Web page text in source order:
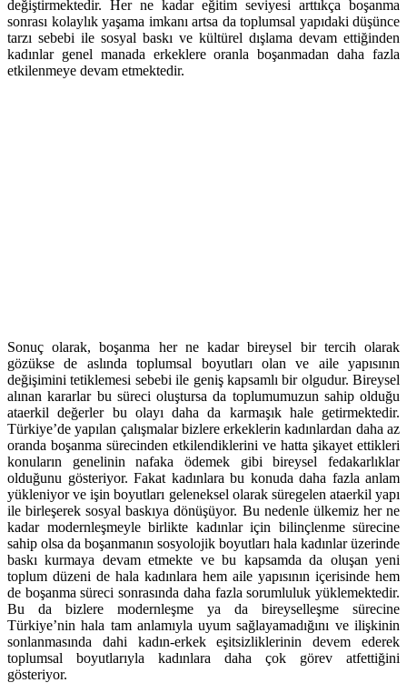
değiştirmektedir. Her ne kadar eğitim seviyesi arttıkça boşanma
sonrası kolaylık yaşama imkanı artsa da toplumsal yapıdaki düşünce
tarzı sebebi ile sosyal baskı ve kültürel dışlama devam ettiğinden
kadınlar genel manada erkeklere oranla boşanmadan daha fazla
etkilenmeye devam etmektedir.
Sonuç olarak, boşanma her ne kadar bireysel bir tercih olarak
gözükse de aslında toplumsal boyutları olan ve aile yapısının
değişimini tetiklemesi sebebi ile geniş kapsamlı bir olgudur. Bireysel
alınan kararlar bu süreci oluştursa da toplumumuzun sahip olduğu
ataerkil değerler bu olayı daha da karmaşık hale getirmektedir.
Türkiye’de yapılan çalışmalar bizlere erkeklerin kadınlardan daha az
oranda boşanma sürecinden etkilendiklerini ve hatta şikayet ettikleri
konuların genelinin nafaka ödemek gibi bireysel fedakarlıklar
olduğunu gösteriyor. Fakat kadınlara bu konuda daha fazla anlam
yükleniyor ve işin boyutları geleneksel olarak süregelen ataerkil yapı
ile birleşerek sosyal baskıya dönüşüyor. Bu nedenle ülkemiz her ne
kadar modernleşmeyle birlikte kadınlar için bilinçlenme sürecine
sahip olsa da boşanmanın sosyolojik boyutları hala kadınlar üzerinde
baskı kurmaya devam etmekte ve bu kapsamda da oluşan yeni
toplum düzeni de hala kadınlara hem aile yapısının içerisinde hem
de boşanma süreci sonrasında daha fazla sorumluluk yüklemektedir.
Bu da bizlere modernleşme ya da bireyselleşme sürecine
Türkiye’nin hala tam anlamıyla uyum sağlayamadığını ve ilişkinin
sonlanmasında dahi kadın-erkek eşitsizliklerinin devem ederek
toplumsal boyutlarıyla kadınlara daha çok görev atfettiğini
gösteriyor.